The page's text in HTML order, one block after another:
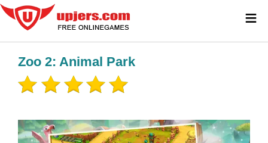
Zoo 2: Animal Park
≡